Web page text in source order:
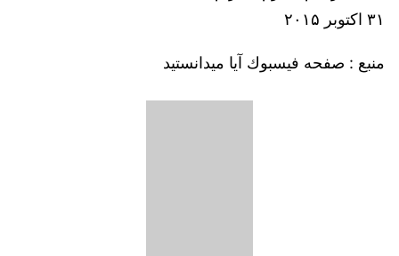
۳۱ اکتوبر ۲۰۱۵
منبع : صفحه فيسبوك آيا ميدانستيد